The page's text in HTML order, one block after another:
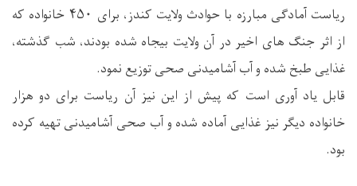
ریاست آمادگی مبارزه با حوادث ولایت کندز، برای ۴۵۰ خانواده که
از اثر جنگ های اخیر در آن ولایت بیجاه شده بودند، شب گذشته،
غذایی طبخ شده و آب آشامیدنی صحی توزیع نمود.
قابل یاد آوری است که پیش از این نیز آن ریاست برای دو هزار
خانواده دیگر نیز غذایی آماده شده و آب صحی آشامیدنی تهیه کرده
بود.